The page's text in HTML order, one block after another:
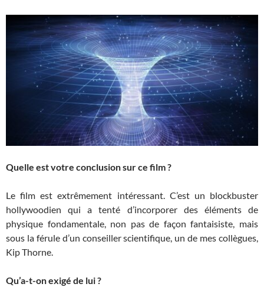
Quelle est votre conclusion sur ce film ?
Le film est extrêmement intéressant. C’est un blockbuster
hollywoodien qui a tenté d’incorporer des éléments de
physique fondamentale, non pas de façon fantaisiste, mais
sous la férule d’un conseiller scientifique, un de mes collègues,
Kip Thorne.
Qu’a-t-on exigé de lui ?